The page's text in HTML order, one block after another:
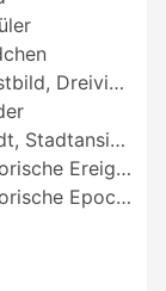
Dreiviertelansicht
(Vedute)
Ereignisse, Personen, Orte
Epochen